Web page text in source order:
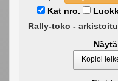
Kat nro.
Rally-toko - arkistoitu
Näytä
Kopioi